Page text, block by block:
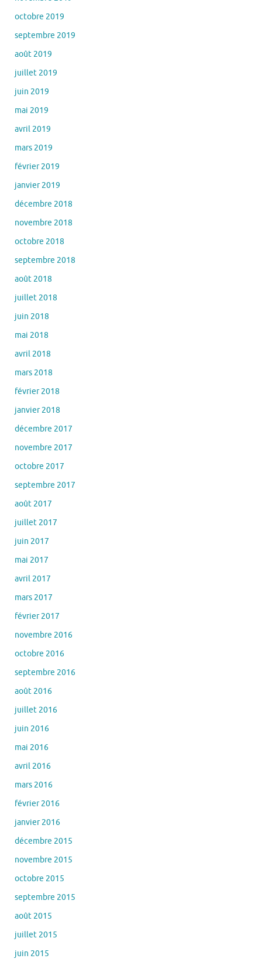
octobre 2019
septembre 2019
août 2019
juillet 2019
juin 2019
mai 2019
avril 2019
mars 2019
février 2019
janvier 2019
décembre 2018
novembre 2018
octobre 2018
septembre 2018
août 2018
juillet 2018
juin 2018
mai 2018
avril 2018
mars 2018
février 2018
janvier 2018
décembre 2017
novembre 2017
octobre 2017
septembre 2017
août 2017
juillet 2017
juin 2017
mai 2017
avril 2017
mars 2017
février 2017
novembre 2016
octobre 2016
septembre 2016
août 2016
juillet 2016
juin 2016
mai 2016
avril 2016
mars 2016
février 2016
janvier 2016
décembre 2015
novembre 2015
octobre 2015
septembre 2015
août 2015
juillet 2015
juin 2015